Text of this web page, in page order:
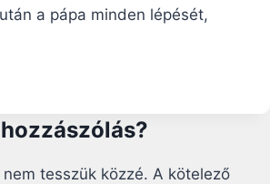
a pápa minden lépését,
tesszük közzé. A kötelező